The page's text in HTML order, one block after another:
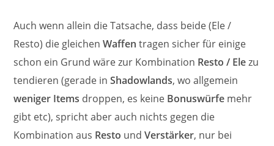
Auch wenn allein die Tatsache, dass beide (Ele /
Resto) die gleichenWaffen tragen sicher für einige
schon ein Grund wäre zur Kombination Resto / Elezu
tendieren (gerade inShadowlands, wo allgemein
weniger Items droppen, es keine Bonuswürfe mehr
gibt etc), spricht aber auch nichts gegen die
Kombination aus Resto undVerstärker, nur bei